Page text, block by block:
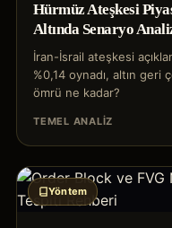
Hürmüz Ateşkesi
Altında Senaryo
İran-İsrail ateşkesi
%0,14 oynadı, altın geri
ömrü ne kadar?
TEMEL ANALIZ
Yöntem